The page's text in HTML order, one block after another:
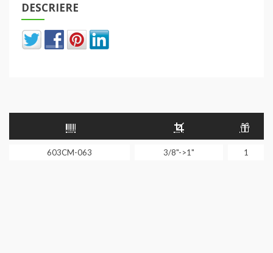
DESCRIERE
603CM-063 3/8"->1" 1